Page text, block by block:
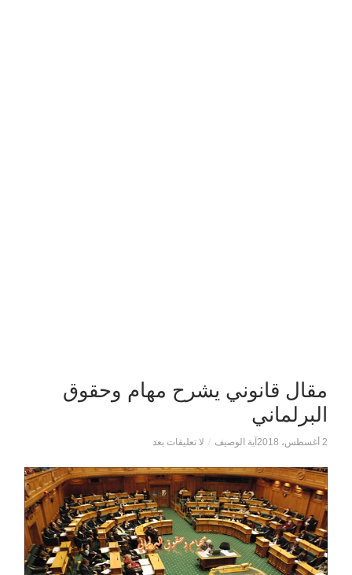
مقال قانوني يشرح مهام وحقوق
البرلماني
2 أغسطس، 2018 آية الوصيف / لا تعليقات بعد